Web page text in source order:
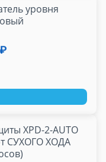
уровня
XPD-2-AUTO
СУХОГО ХОДА